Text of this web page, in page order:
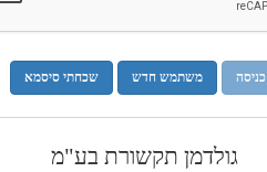
כניסה משתמש חדש שכחתי סיסמא
גולדמן תקשורת בע"מ